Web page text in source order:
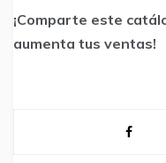
¡Comparte este
aumenta tus ventas!